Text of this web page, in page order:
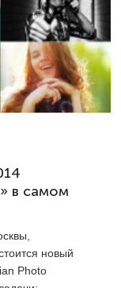
в самом
новый
Photo